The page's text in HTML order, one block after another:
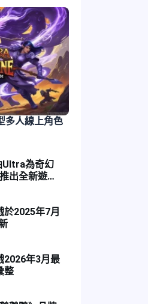
多人線上角色
Ultra為奇幻
出全新遊戲
於2025年7月
2026年3月最
整